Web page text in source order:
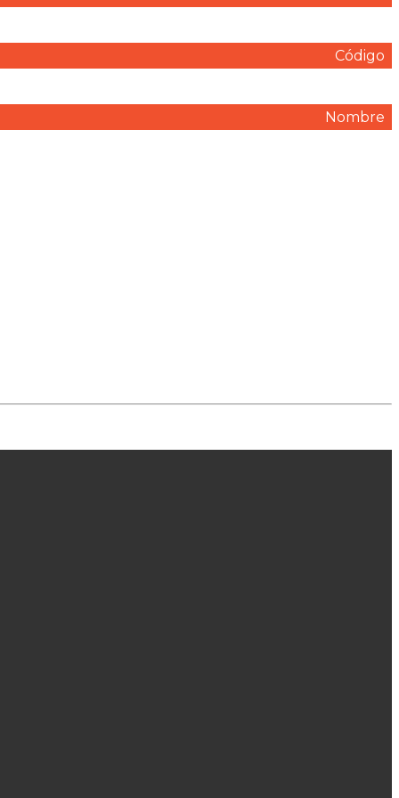
Código
Nombre